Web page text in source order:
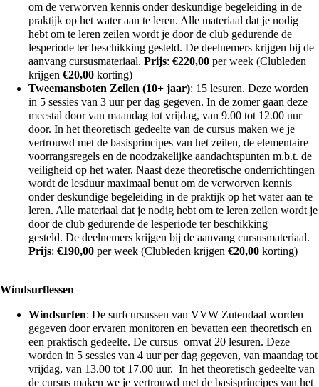
om de verworven kennis onder deskundige begeleiding in de
praktijk op het water aan te leren. Alle materiaal dat je nodig
hebt om te leren zeilen wordt je door de club gedurende de
lesperiode ter beschikking gesteld. De deelnemers krijgen bij de
aanvang cursusmateriaal. Prijs: €220,00 per week (Clubleden
krijgen €20,00 korting)
Tweemansboten Zeilen (10+ jaar): 15 lesuren. Deze worden
in 5 sessies van 3 uur per dag gegeven. In de zomer gaan deze
meestal door van maandag tot vrijdag, van 9.00 tot 12.00 uur
door. In het theoretisch gedeelte van de cursus maken we je
vertrouwd met de basisprincipes van het zeilen, de elementaire
voorrangsregels en de noodzakelijke aandachtspunten m.b.t. de
veiligheid op het water. Naast deze theoretische onderrichtingen
wordt de lesduur maximaal benut om de verworven kennis
onder deskundige begeleiding in de praktijk op het water aan te
leren. Alle materiaal dat je nodig hebt om te leren zeilen wordt je
door de club gedurende de lesperiode ter beschikking
gesteld. De deelnemers krijgen bij de aanvang cursusmateriaal.
Prijs: €190,00 per week (Clubleden krijgen €20,00 korting)
Windsurflessen
Windsurfen: De surfcursussen van VVW Zutendaal worden
gegeven door ervaren monitoren en bevatten een theoretisch en
een praktisch gedeelte. De cursus omvat 20 lesuren. Deze
worden in 5 sessies van 4 uur per dag gegeven, van maandag tot
vrijdag, van 13.00 tot 17.00 uur. In het theoretisch gedeelte van
de cursus maken we je vertrouwd met de basisprincipes van het